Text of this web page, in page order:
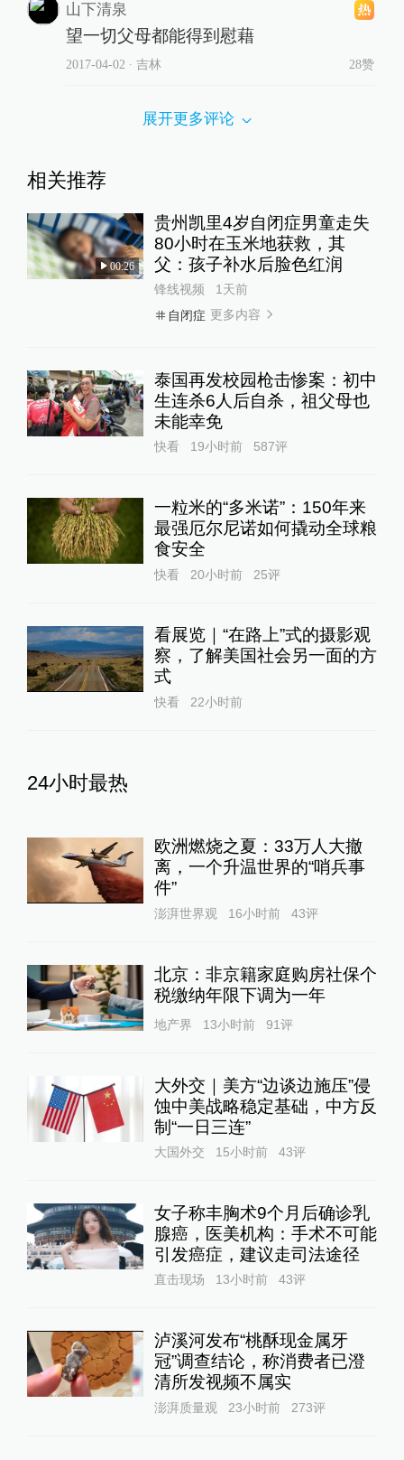
山下清泉
望一切父母都能得到慰藉
2017-04-02 ∙ 吉林 28赞
展开更多评论
相关推荐
00:26
贵州凯里4岁自闭症男童走失
80小时在玉米地获救，其
父：孩子补水后脸色红润
锋线视频
1天前
自闭症 更多内容
泰国再发校园枪击惨案：初中
生连杀6人后自杀，祖父母也
未能幸免
快看 19小时前 587评
一粒米的“多米诺”：150年来
最强厄尔尼诺如何撬动全球粮
食安全
快看 20小时前 25评
看展览｜“在路上”式的摄影观
察，了解美国社会另一面的方
式
快看 22小时前
24小时最热
欧洲燃烧之夏：33万人大撤
离，一个升温世界的“哨兵事
件”
澎湃世界观 16小时前 43评
北京：非京籍家庭购房社保个
税缴纳年限下调为一年
地产界 13小时前 91评
大外交｜美方“边谈边施压”侵
蚀中美战略稳定基础，中方反
制“一日三连”
大国外交 15小时前 43评
女子称丰胸术9个月后确诊乳
腺癌，医美机构：手术不可能
引发癌症，建议走司法途径
直击现场 13小时前 43评
泸溪河发布“桃酥现金属牙
冠”调查结论，称消费者已澄
清所发视频不属实
澎湃质量观 23小时前 273评